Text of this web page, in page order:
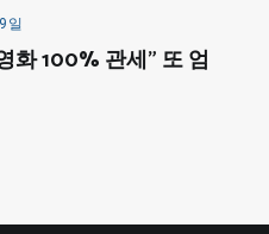
일
화 100% 관세” 또 엄